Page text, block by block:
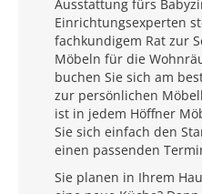
Ausstattung fürs
Einrichtungsexperten
fachkundigem Rat zur
Möbeln für die
buchen Sie sich am
zur persönlichen
ist in jedem Höffner
Sie sich einfach den
einen passenden
Sie planen in Ihrem